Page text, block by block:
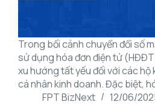
Trong bối cảnh chuyển đổi số
sử dụng hóa đơn điện tử
xu hướng tất yếu đối với các hộ
cá nhân kinh doanh. Đặc biệt,
FPT BizNext
12/06/